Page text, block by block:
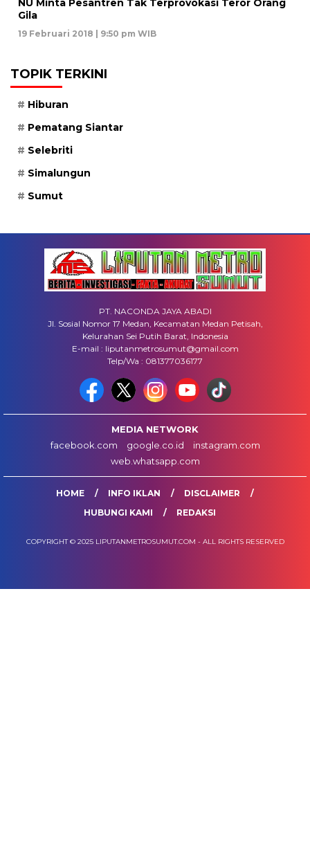
NU Minta Pesantren Tak Terprovokasi Teror Orang
Gila
19 Februari 2018 | 9:50 pm WIB
TOPIK TERKINI
Hiburan
Pematang Siantar
Selebriti
Simalungun
Sumut
PT. NACONDA JAYA ABADI
Jl. Sosial Nomor 17 Medan, Kecamatan Medan Petisah,
Kelurahan Sei Putih Barat, Indonesia
E-mail : liputanmetrosumut@gmail.com
Telp/Wa : 081377036177
MEDIA NETWORK
facebook.com
google.co.id
instagram.com
web.whatsapp.com
HOME INFO IKLAN
DISCLAIMER
HUBUNGI KAMI
REDAKSI
COPYRIGHT © 2025 LIPUTANMETROSUMUT.COM - ALL RIGHTS RESERVED